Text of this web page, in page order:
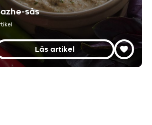
sås
Läs artikel